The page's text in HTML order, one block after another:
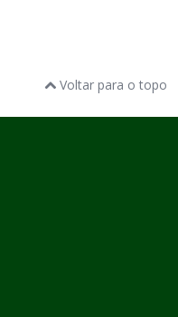
Voltar para o topo